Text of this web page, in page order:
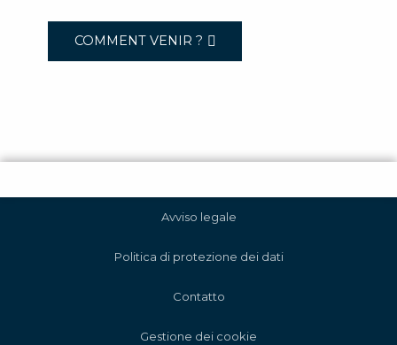
COMMENT VENIR ?
Avviso legale
Politica di protezione dei dati
Contatto
Gestione dei cookie